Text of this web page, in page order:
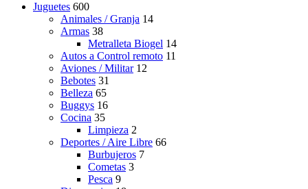
Juguetes 600
Animales / Granja 14
Armas 38
Metralleta Biogel 14
Autos a Control remoto 11
Aviones / Militar 12
Bebotes 31
Belleza 65
Buggys 16
Cocina 35
Limpieza 2
Deportes / Aire Libre 66
Burbujeros 7
Cometas 3
Pesca 9